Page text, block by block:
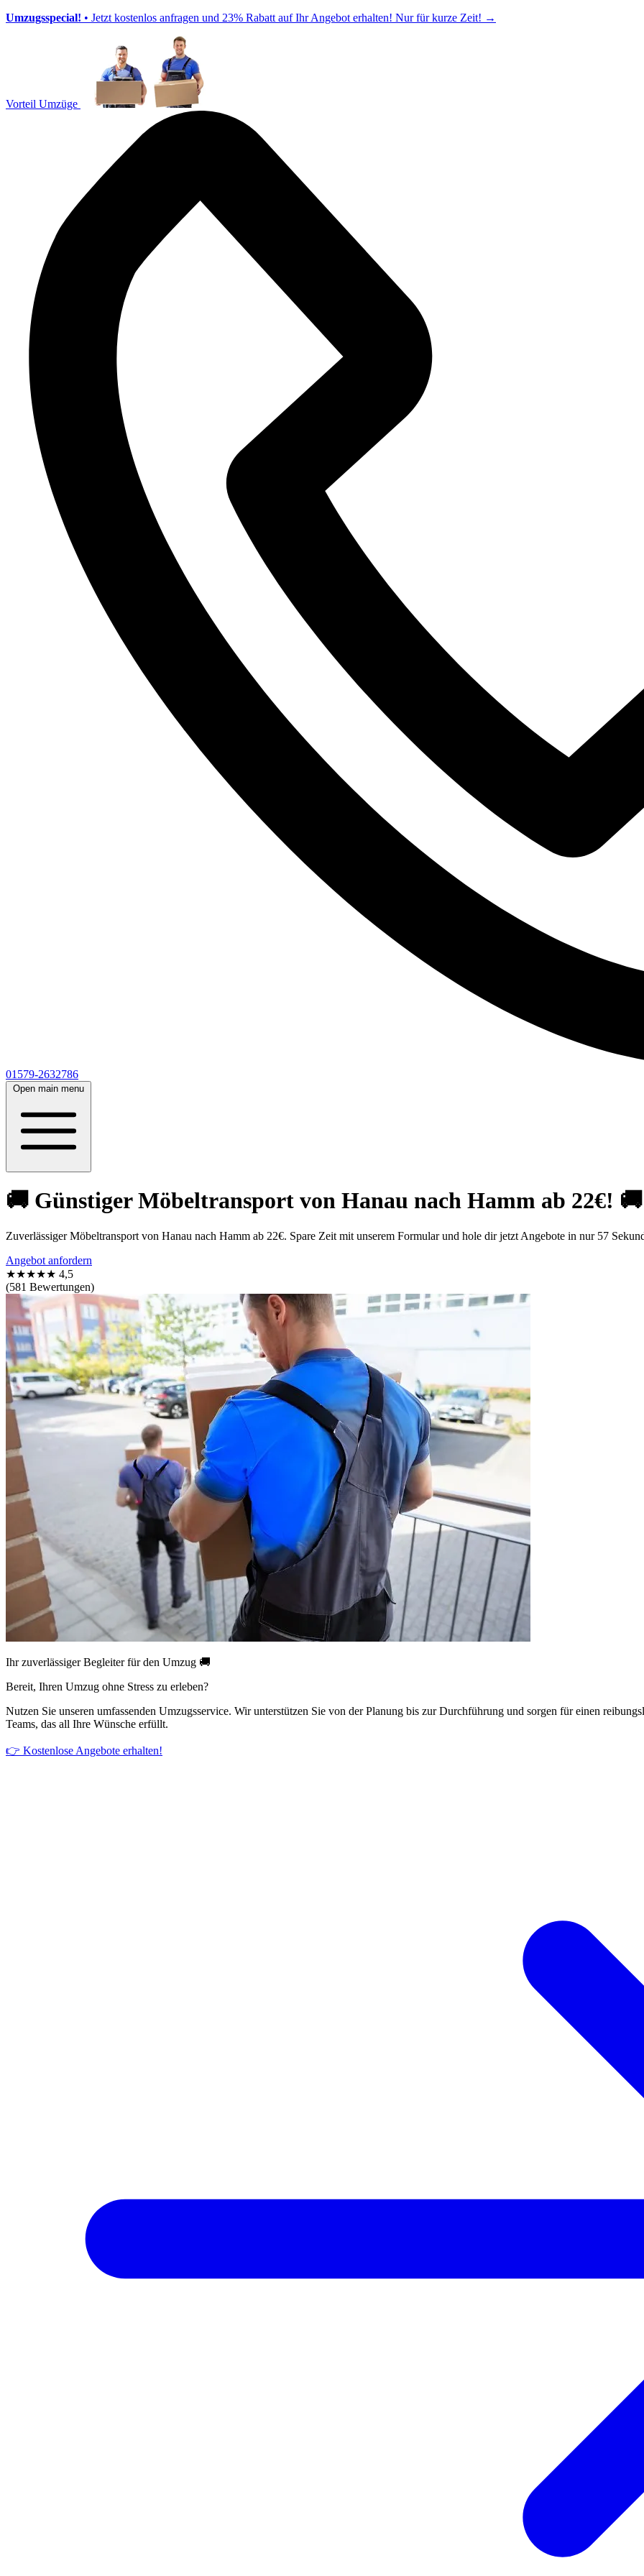
Umzugsspecial! • Jetzt kostenlos anfragen und 23% Rabatt auf Ihr Angebot erhalten! Nur für kurze Zeit! →
Vorteil Umzüge
01579-2632786
Open main menu
🚚 Günstiger Möbeltransport von Hanau nach Hamm ab 22€! 🚚
Zuverlässiger Möbeltransport von Hanau nach Hamm ab 22€. Spare Zeit mit unserem Formular und hole dir jetzt Angebote in nur 57
Angebot anfordern
★★★★★ 4,5
(581 Bewertungen)
Ihr zuverlässiger Begleiter für den Umzug 🚚
Bereit, Ihren Umzug ohne Stress zu erleben?
Nutzen Sie unseren umfassenden Umzugsservice. Wir unterstützen Sie von der Planung bis zur Durchführung und sorgen für einen
Teams, das all Ihre Wünsche erfüllt.
👉 Kostenlose Angebote erhalten!